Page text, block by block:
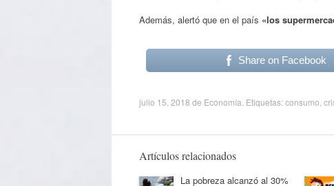
Además, alertó que en el país «los
Share on Facebook
julio 15, 2018 de Economía . Etiquetas:consumo
Artículos relacionados
La pobreza alcanzó al 30%